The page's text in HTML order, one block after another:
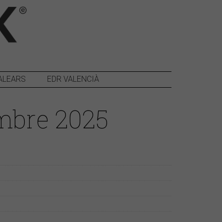
EDR VALENCIÀ
2025